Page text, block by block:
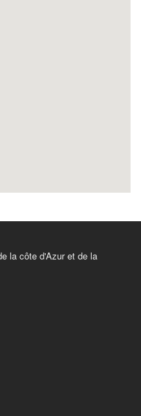
la côte d'Azur et de la